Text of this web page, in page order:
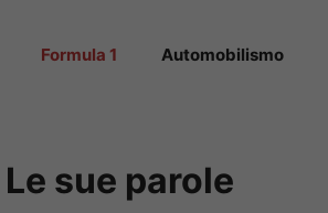
Formula 1 Automobilismo
sue parole